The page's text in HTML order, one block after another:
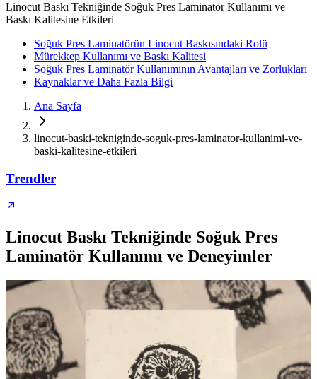
Linocut Baskı Tekniğinde Soğuk Pres Laminatör Kullanımı ve
Baskı Kalitesine Etkileri
Soğuk Pres Laminatörün Linocut Baskısındaki Rolü
Mürekkep Kullanımı ve Baskı Kalitesi
Soğuk Pres Laminatör Kullanımının Avantajları ve Zorlukları
Kaynaklar ve Daha Fazla Bilgi
Ana Sayfa
linocut-baski-tekniginde-soguk-pres-laminator-kullanimi-ve-
baski-kalitesine-etkileri
Trendler
Linocut Baskı Tekniğinde Soğuk Pres
Laminatör Kullanımı ve Deneyimler